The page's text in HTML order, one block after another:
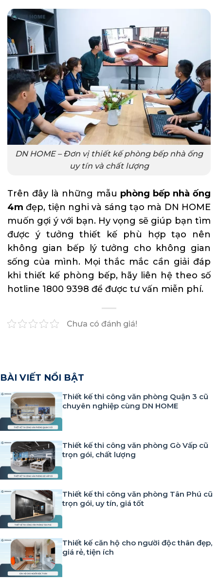
DN HOME – Đơn vị thiết kế phòng bếp nhà ống
uy tín và chất lượng
Trên đây là những mẫu phòng bếp nhà ống
4m đẹp, tiện nghi và sáng tạo mà DN HOME
muốn gợi ý với bạn. Hy vọng sẽ giúp bạn tìm
được ý tưởng thiết kế phù hợp tạo nên
không gian bếp lý tưởng cho không gian
sống của mình. Mọi thắc mắc cần giải đáp
khi thiết kế phòng bếp, hãy liên hệ theo số
hotline 1800 9398 để được tư vấn miễn phí.
Chưa có đánh giá!
BÀI VIẾT NỔI BẬT
Thiết kế thi công văn phòng Quận 3 cũ
chuyên nghiệp cùng DN HOME
Thiết kế thi công văn phòng Gò Vấp cũ
trọn gói, chất lượng
Thiết kế thi công văn phòng Tân Phú cũ
trọn gói, uy tín, giá tốt
Thiết kế căn hộ cho người độc thân đẹp,
giá rẻ, tiện ích